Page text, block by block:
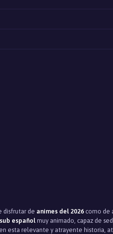
disfrutar de animes del 2026 como de
españolmuy animado, capaz de
esta relevante y atrayente historia,